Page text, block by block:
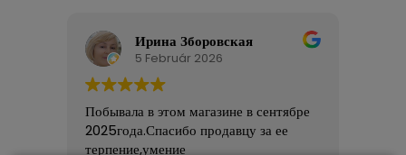
Ирина Зборовская
5 Február 2026
Побывала в этом магазине в сентябре
2025года.Спасибо продавцу за ее
терпение,умение